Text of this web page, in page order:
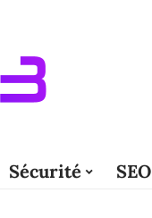
Sécurité SEO